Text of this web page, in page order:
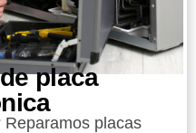
placa
placas